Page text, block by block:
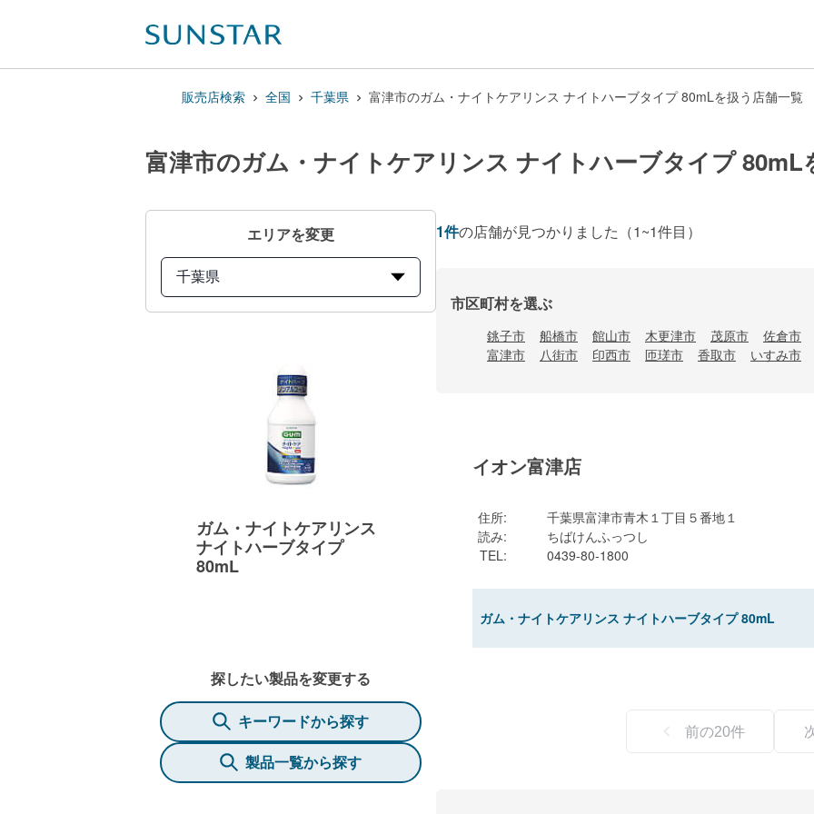
販売店検索 全国 千葉県 富津市のガム・ナイトケアリンス ナイトハーブタイプ 80mLを扱う店舗一覧
富津市のガム・ナイトケアリンス ナイトハーブタイプ 80mL
エリアを変更
千葉県
ガム・ナイトケアリンス
ナイトハーブタイプ
80mL
探したい製品を変更する
キーワードから探す
製品一覧から探す
1件の店舗が見つかりました （1~1件目）
市区町村を選ぶ
銚子市 船橋市 館山市 木更津市 茂原市 佐倉市
富津市
八街市 印西市 匝瑳市 香取市 いすみ市
イオン富津店
住所:
千葉県富津市青木１丁目５番地１
読み:
ちばけんふっつし
TEL: 0439-80-1800
ガム・ナイトケアリンス ナイトハーブタイプ 80mL
前の20件